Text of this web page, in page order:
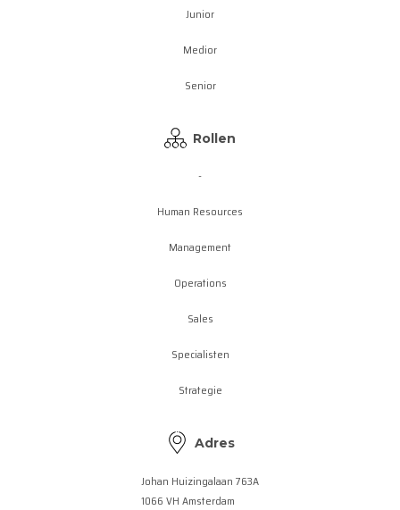
Junior
Medior
Senior
Rollen
-
Human Resources
Management
Operations
Sales
Specialisten
Strategie
Adres
Johan Huizingalaan 763A
1066 VH Amsterdam